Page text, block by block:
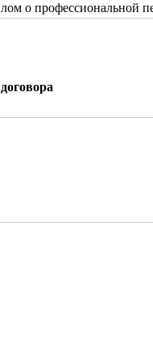
о профессиональной